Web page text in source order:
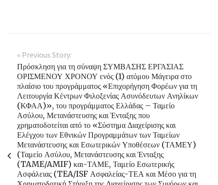
« Previous Story:
Πρόσκληση για τη σύναψη ΣΥΜΒΑΣΗΣ ΕΡΓΑΣΙΑΣ
ΟΡΙΣΜΕΝΟΥ ΧΡΟΝΟΥ ενός (1) ατόμου Μάγειρα στο
πλαίσιο του προγράμματος «Επιχορήγηση Φορέων για τη
Λειτουργία Κέντρων Φιλοξενίας Ασυνόδευτων Ανηλίκων
(ΚΦΑΑ)», του προγράμματος Ελλάδας – Ταμείο
Ασύλου, Μετανάστευσης και Ένταξης που
χρηματοδοτείται από το «Σύστημα Διαχείρισης και
Ελέγχου των Εθνικών Προγραμμάτων των Ταμείων
Μετανάστευσης και Εσωτερικών Υποθέσεων (ΤΑΜΕΥ)
(Ταμείο Ασύλου, Μετανάστευσης και Ένταξης
(TAME/AMIF) και-ΤΑΜΕ, Ταμείο Εσωτερικής
Ασφάλειας (TEA/ISF Ασφαλείας-ΤΕΑ και Μέσο για τη